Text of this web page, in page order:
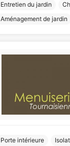
Entretien du jardin
Aménagement de jardin
Porte intérieure